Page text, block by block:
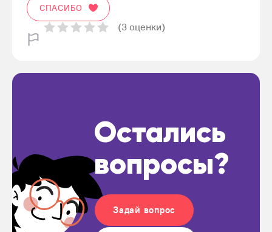
СПАСИБО
(3 оценки)
Остались
вопросы?
Задай вопрос